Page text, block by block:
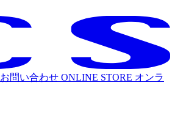
お問い合わせ ONLINE STORE オンラ